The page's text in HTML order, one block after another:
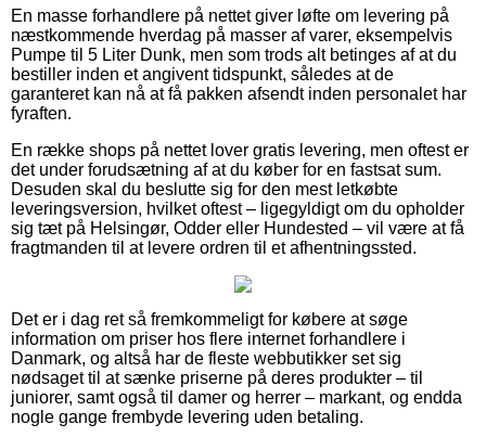
En masse forhandlere på nettet giver løfte om levering på
næstkommende hverdag på masser af varer, eksempelvis
Pumpe til 5 Liter Dunk, men som trods alt betinges af at du
bestiller inden et angivent tidspunkt, således at de
garanteret kan nå at få pakken afsendt inden personalet har
fyraften.
En række shops på nettet lover gratis levering, men oftest er
det under forudsætning af at du køber for en fastsat sum.
Desuden skal du beslutte sig for den mest letkøbte
leveringsversion, hvilket oftest – ligegyldigt om du opholder
sig tæt på Helsingør, Odder eller Hundested – vil være at få
fragtmanden til at levere ordren til et afhentningssted.
Det er i dag ret så fremkommeligt for købere at søge
information om priser hos flere internet forhandlere i
Danmark, og altså har de fleste webbutikker set sig
nødsaget til at sænke priserne på deres produkter – til
juniorer, samt også til damer og herrer – markant, og endda
nogle gange frembyde levering uden betaling.